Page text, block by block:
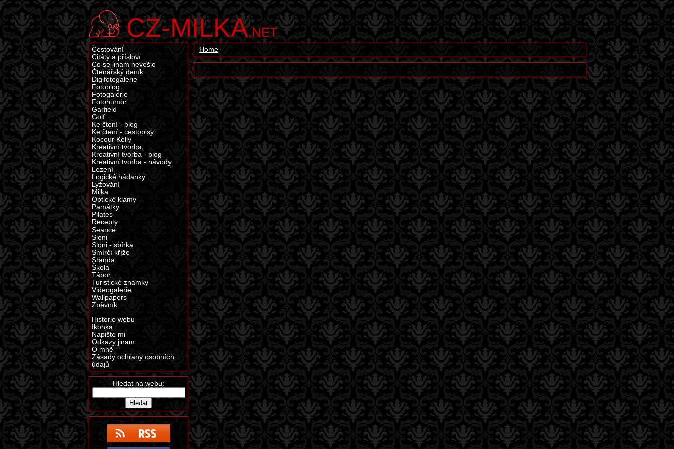
CZ-MILKA.NET
Home
Cestování
Citáty a přísloví
Co se jinam nevešlo
Čtenářský deník
Digifotogalerie
Fotoblog
Fotogalerie
Fotohumor
Garfield
Golf
Ke čtení - blog
Ke čtení - cestopisy
Kocour Kelly
Kreativní tvorba
Kreativní tvorba - blog
Kreativní tvorba - návody
Lezení
Logické hádanky
Lyžování
Milka
Optické klamy
Památky
Pilates
Recepty
Seance
Sloni
Sloni - sbírka
Smírčí kříže
Sranda
Škola
Tábor
Turistické známky
Videogalerie
Wallpapers
Zpěvník
Historie webu
Ikonka
Napište mi
Odkazy jinam
O mně
Zásady ochrany osobních
údajů
Hledat na webu: